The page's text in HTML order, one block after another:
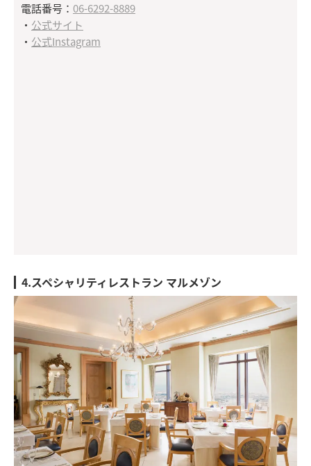
電話番号： 06-6292-8889
・ 公式サイト
・ 公式Instagram
4.スペシャリティレストラン マルメゾン